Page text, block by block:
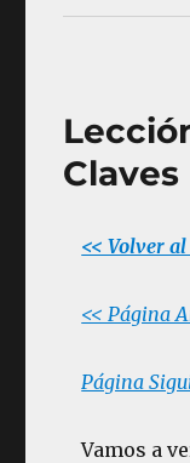
Claves
<< Volver
<< Página
Página
Vamos a